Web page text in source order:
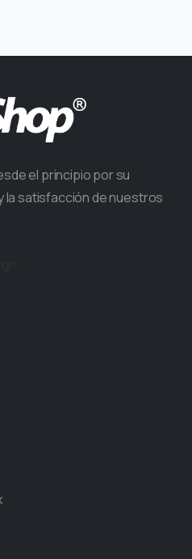
el principio por su
la satisfacción de nuestros